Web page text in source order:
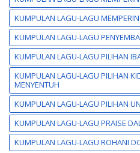
KUMPULAN LAGU-LAGU
KUMPULAN LAGU-LAGU
KUMPULAN LAGU-LAGU PILIHAN
KUMPULAN LAGU-LAGU PILIHAN
MENYENTUH
KUMPULAN LAGU-LAGU PILIHAN
KUMPULAN LAGU-LAGU PRAISE
KUMPULAN LAGU-LAGU ROHANI